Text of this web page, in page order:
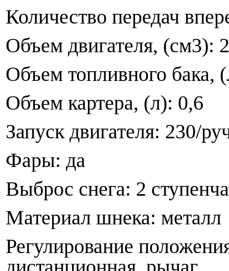
Количество передач
Объем двигателя, (см3):
Объем топливного бака,
Объем картера, (л): 0,6
Запуск двигателя: 230/
Фары: да
Выброс снега: 2
Материал шнека: металл
Регулирование